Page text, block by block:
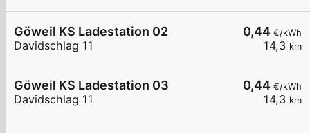
0,44 €/kWh
14,3 km
Göweil KS Ladestation 02
Davidschlag 11
0,44 €/kWh
14,3 km
Göweil KS Ladestation 03
Davidschlag 11